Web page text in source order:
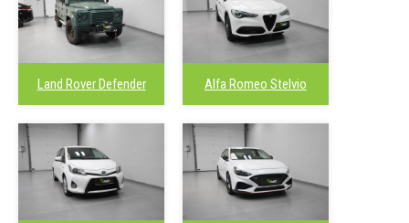
Land Rover Defender Alfa Romeo Stelvio